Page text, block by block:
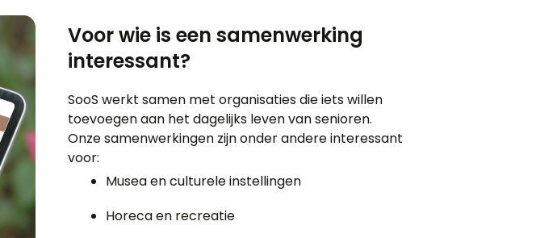
Voor wie is een samenwerking
interessant?
SooS werkt samen met organisaties die iets willen
toevoegen aan het dagelijks leven van senioren.
Onze samenwerkingen zijn onder andere interessant
voor:
Musea en culturele instellingen
Horeca en recreatie